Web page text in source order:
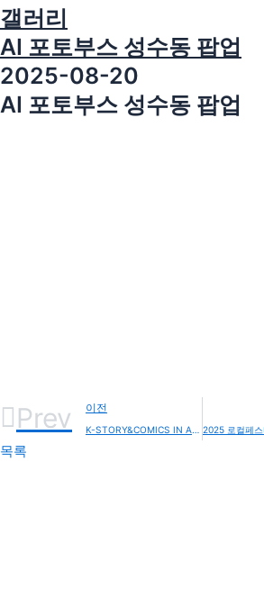
버추얼 캐릭터형
버추얼 휴먼형
토킹페이스
전체 프로젝트
콜라보 프로젝트
갤러리
AI 포토부스 성수동 팝업
2025-08-20
AI 포토부스 성수동 팝업
Prev 이전
K-STORY&COMICS IN AMERICA X 애니모먼트
목록